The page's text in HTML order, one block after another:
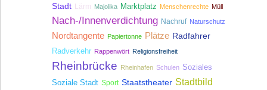
Stadt Lärm Majolika Marktplatz Menschenrechte Müll
Nach-/Innenverdichtung Nachruf Naturschutz
Nordtangente Papiertonne Plätze Radfahrer
Radverkehr Rappenwört Religionsfreiheit
Rheinbrücke Rheinhafen Schulen Soziales
Soziale Stadt Sport Staatstheater Stadtbild